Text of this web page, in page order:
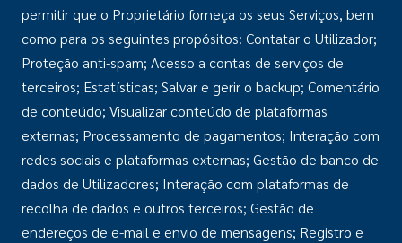
permitir que o Proprietário forneça os seus Serviços, bem
como para os seguintes propósitos: Contatar o Utilizador;
Proteção anti-spam; Acesso a contas de serviços de
terceiros; Estatísticas; Salvar e gerir o backup; Comentário
de conteúdo; Visualizar conteúdo de plataformas
externas; Processamento de pagamentos; Interação com
redes sociais e plataformas externas; Gestão de banco de
dados de Utilizadores; Interação com plataformas de
recolha de dados e outros terceiros; Gestão de
endereços de e-mail e envio de mensagens; Registro e